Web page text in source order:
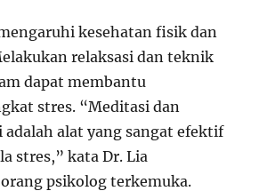
kesehatan fisik dan
relaksasi dan teknik
dapat membantu
stres. “Meditasi dan
alat yang sangat efektif
stres,” kata Dr. Lia
psikolog terkemuka.